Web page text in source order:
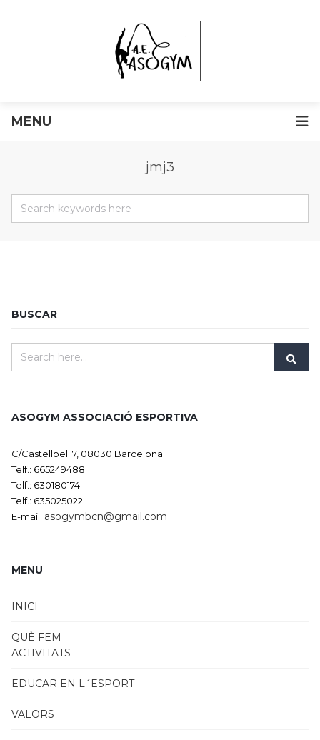
MENU
jmj3
BUSCAR
ASOGYM ASSOCIACIÓ ESPORTIVA
C/Castellbell 7, 08030 Barcelona
Telf.: 665249488
Telf.: 630180174
Telf.: 635025022
E-mail: asogymbcn@gmail.com
MENU
INICI
QUÈ FEM
ACTIVITATS
EDUCAR EN L´ESPORT
VALORS